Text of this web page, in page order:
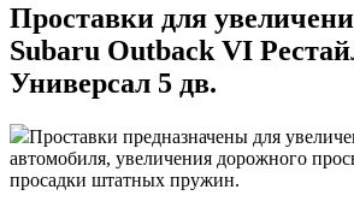
Проставки для
Subaru Outback VI
Универсал 5 дв.
Проставки предназначены для
автомобиля, увеличения дорожного
просадки штатных пружин.